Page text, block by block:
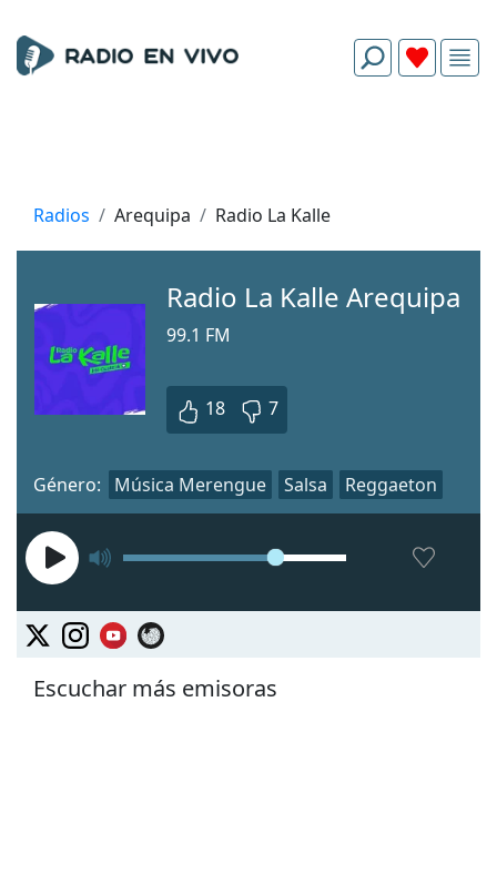
Radios Arequipa Radio La Kalle
Radio La Kalle Arequipa
99.1 FM
18 7
Género: Música Merengue Salsa Reggaeton
Escuchar más emisoras